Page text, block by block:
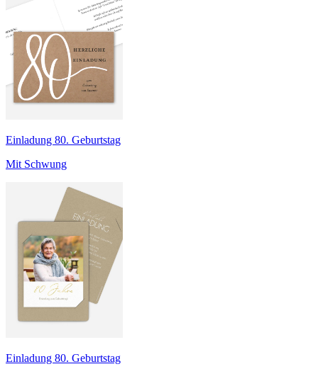
Einladung 80. Geburtstag
Mit Schwung
Einladung 80. Geburtstag